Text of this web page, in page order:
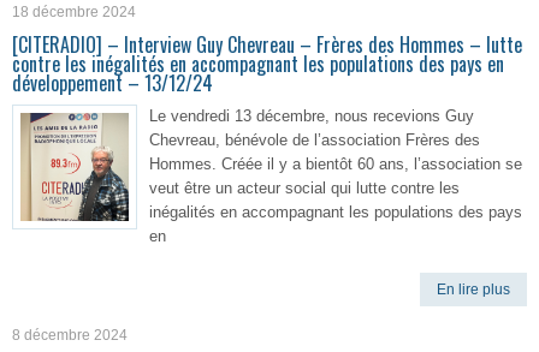
18 décembre 2024
[CITERADIO] – Interview Guy Chevreau – Frères des Hommes – lutte
contre les inégalités en accompagnant les populations des pays en
développement – 13/12/24
Le vendredi 13 décembre, nous recevions Guy
Chevreau, bénévole de l’association Frères des
Hommes. Créée il y a bientôt 60 ans, l’association se
veut être un acteur social qui lutte contre les
inégalités en accompagnant les populations des pays
en
En lire plus
8 décembre 2024